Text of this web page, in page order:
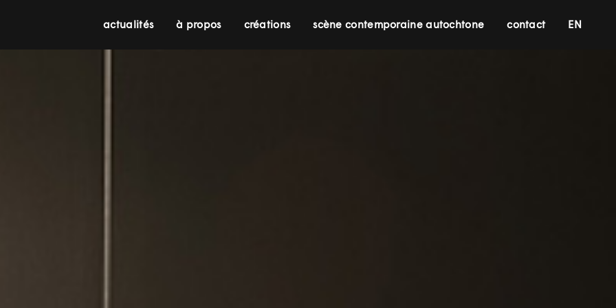
actualités à propos créations scène contemporaine autochtone contact EN